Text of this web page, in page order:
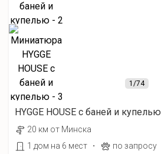
1/74
HYGGE HOUSE с баней и купелью
20 км от Минска
1 дом на 6 мест
· по запросу